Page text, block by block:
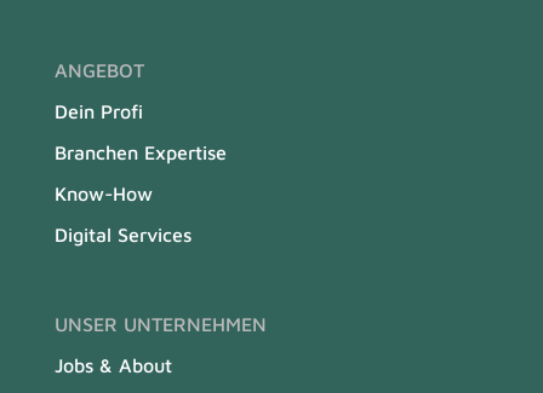
ANGEBOT
Dein Profi
Branchen Expertise
Know-How
Digital Services
UNSER UNTERNEHMEN
Jobs & About